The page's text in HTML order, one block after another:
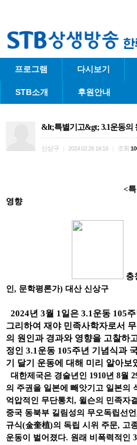
프로그램 다시보기
STB소개 후원안내
&lt;특별기고&gt; 3.1운동의
신상구 2024.02.28 18:18 조회
<특별기고> 3.1운
영향
충
인, 문학평론가) 대산 신상구
2024년 3월 1일은 3.1운동 105
그리하여 재야 민족사학자로서
의 원인과 경과와 영향을 고찰하
정인 3.1운동 105주년 기념식과
기 달기 운동에 대해 미리 알아보
대한제국은 경술년인 1910년 8월
의 주권을 일본에 빼앗기고 일본의
억압적인 무단통치, 윌슨의 민족자
중국 동북부 길림성의 무오독립선
규식(金奎植)의 독립 시위 주문, 고
운동이 벌어졌다. 원래 비폭력적인